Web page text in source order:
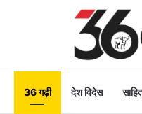
36 गढ़ी देश विदेस